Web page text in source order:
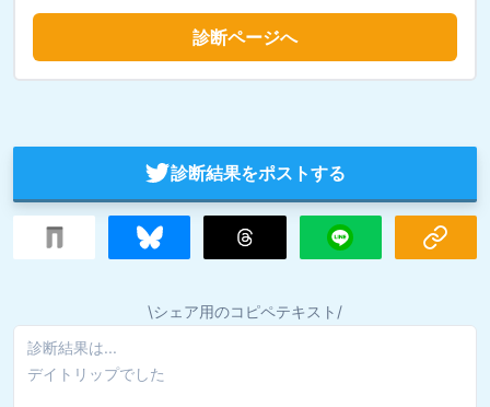
診断ページへ
診断結果をポストする
\シェア用のコピペテキスト/